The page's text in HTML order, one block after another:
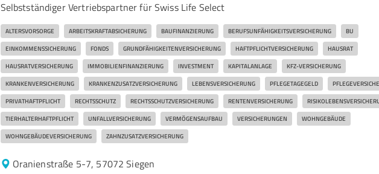
Selbstständiger Vertriebspartner für Swiss Life Select
ALTERSVORSORGE ARBEITSKRAFTABSICHERUNG BAUFINANZIERUNG BERUFSUNFÄHIGKEITSVERSICHERUNG BU
EINKOMMENSSICHERUNG FONDS GRUNDFÄHIGKEITENVERSICHERUNG HAFTPFLICHTVERSICHERUNG HAUSRAT
HAUSRATVERSICHERUNG IMMOBILIENFINANZIERUNG INVESTMENT KAPITALANLAGE KFZ-VERSICHERUNG
KRANKENVERSICHERUNG KRANKENZUSATZVERSICHERUNG LEBENSVERSICHERUNG PFLEGETAGEGELD
PRIVATHAFTPFLICHT RECHTSSCHUTZ RECHTSSCHUTZVERSICHERUNG RENTENVERSICHERUNG
TIERHALTERHAFTPFLICHT UNFALLVERSICHERUNG VERMÖGENSAUFBAU VERSICHERUNGEN WOHNGEBÄUDE
WOHNGEBÄUDEVERSICHERUNG ZAHNZUSATZVERSICHERUNG
Oranienstraße 5-7, 57072 Siegen